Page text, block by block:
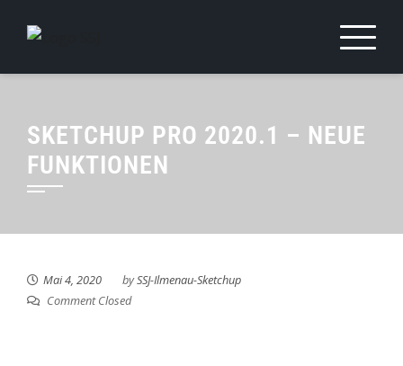
SKETCHUP PRO 2020.1 – NEUE
FUNKTIONEN
Mai 4, 2020 bySSJ-Ilmenau-Sketchup
Comment Closed